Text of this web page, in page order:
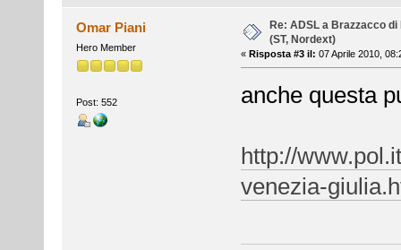
Omar Piani
Hero Member
Post: 552
Re: ADSL a Brazzacco
(ST, Nordext)
« Risposta #3 il: 07 Aprile 2010,
anche questa
http://
venezia-